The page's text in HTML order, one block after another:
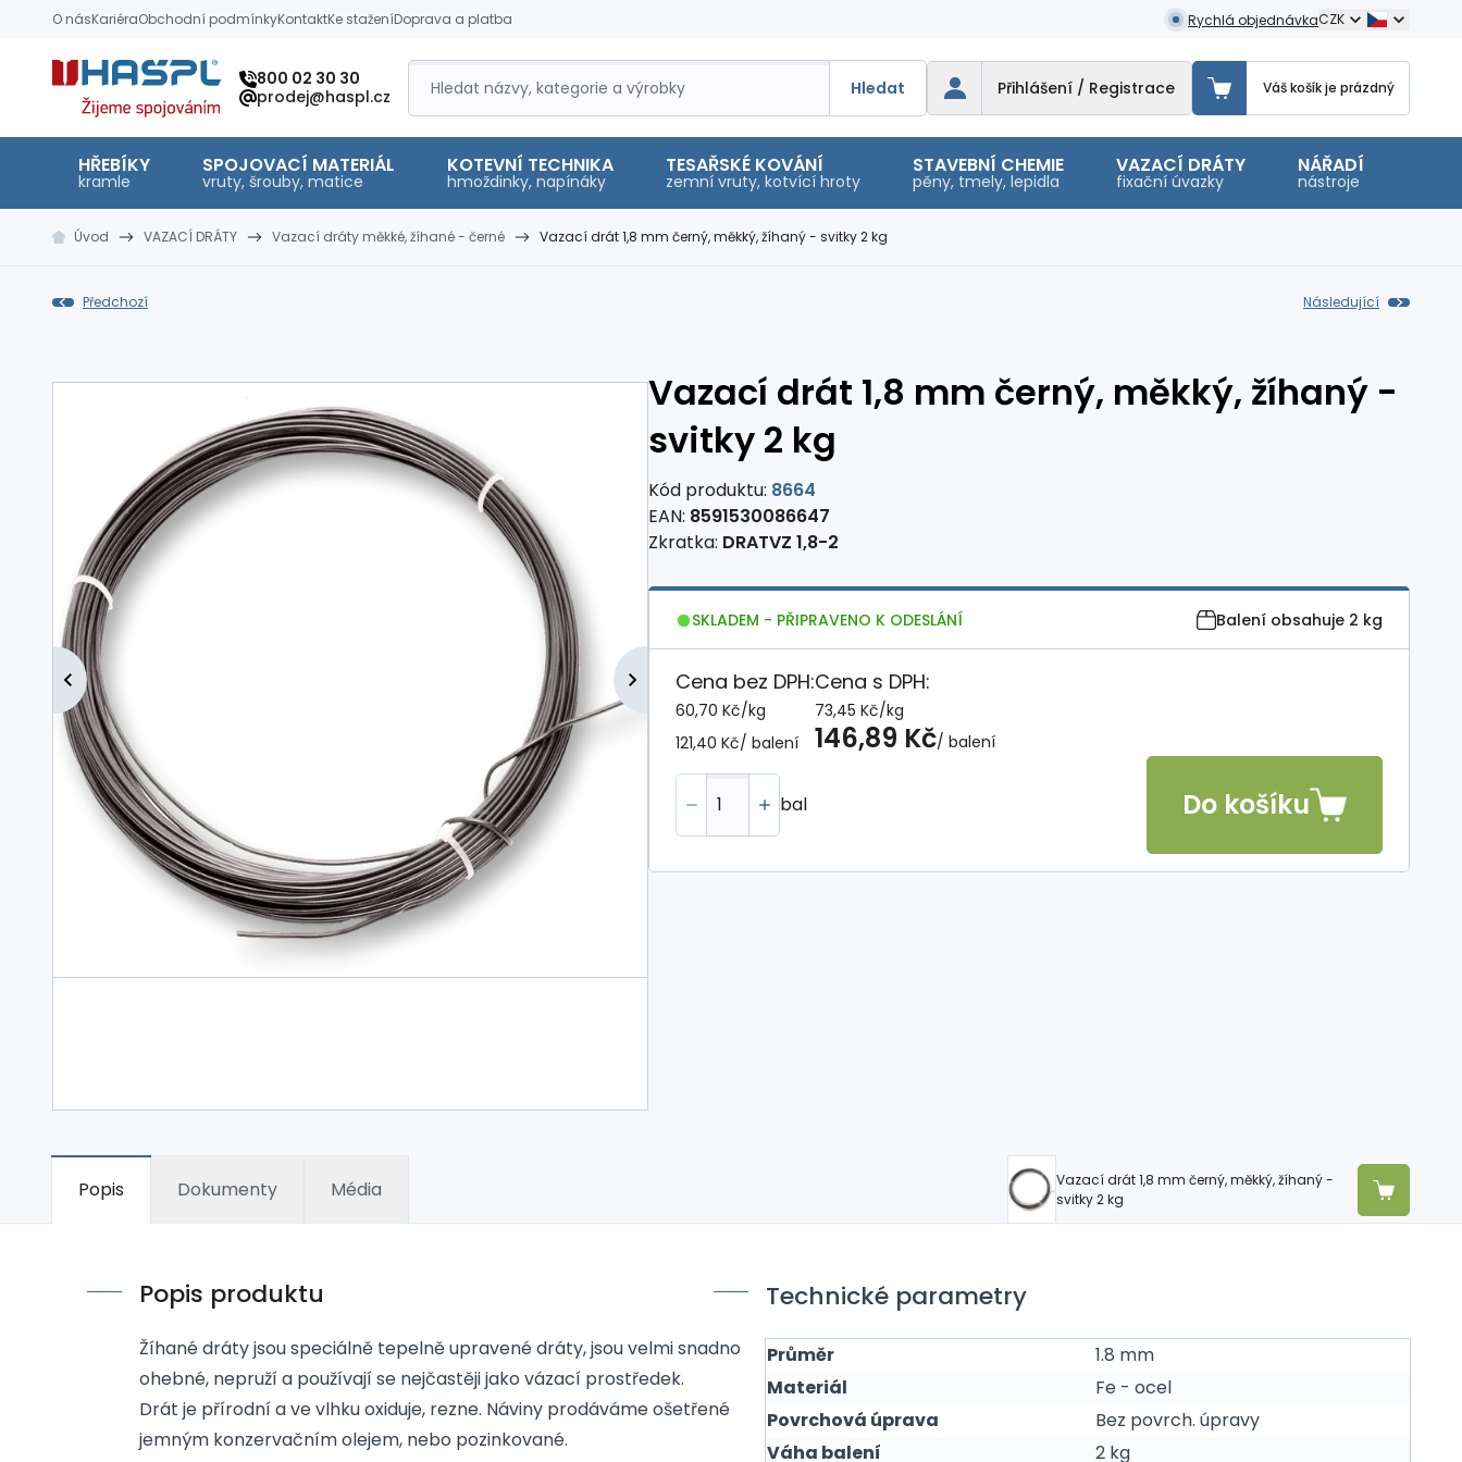
O násKariéraObchodní podmínkyKontaktKe staženíDoprava a platba Rychlá objednávkaCZK
Hašpl
800 02 30 30
prodej@haspl.cz
Hledat Přihlášení / Registrace Váš košík je prázdný
HŘEBÍKY
kramle
SPOJOVACÍ MATERIÁL
vruty, šrouby, matice
KOTEVNÍ TECHNIKA
hmoždinky, napínáky
TESAŘSKÉ KOVÁNÍ
zemní vruty, kotvící hroty
STAVEBNÍ CHEMIE
pěny, tmely, lepidla
VAZACÍ DRÁTY
fixační úvazky
NÁŘADÍ
nástroje
Úvod VAZACÍ DRÁTY Vazací dráty měkké, žíhané - černé Vazací drát 1,8 mm černý, měkký, žíhaný - svitky 2 kg
Předchozí Následující
Vazací drát 1,8 mm černý, měkký, žíhaný -
svitky 2 kg
Kód produktu: 8664
EAN: 8591530086647
Zkratka: DRATVZ 1,8-2
SKLADEM - PŘIPRAVENO K ODESLÁNÍ Balení obsahuje 2 kg
Cena bez DPH:
60,70 Kč/kg
121,40 Kč/ balení
Cena s DPH:
73,45 Kč/kg
146,89 Kč/ balení
bal Do košíku
Popis Dokumenty Média
Vazací drát 1,8 mm černý, měkký, žíhaný -
svitky 2 kg
Popis produktu
Žíhané dráty jsou speciálně tepelně upravené dráty, jsou velmi snadno
ohebné, nepruží a používají se nejčastěji jako vázací prostředek.
Drát je přírodní a ve vlhku oxiduje, rezne. Náviny prodáváme ošetřené
jemným konzervačním olejem, nebo pozinkované.
Technické parametry
Průměr
1.8 mm
Materiál
Fe - ocel
Povrchová úprava
Bez povrch. úpravy
Váha balení
2 kg